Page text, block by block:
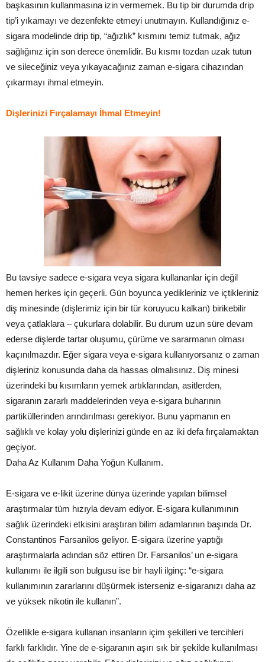
başkasının kullanmasına izin vermemek. Bu tip bir durumda drip
tip’i yıkamayı ve dezenfekte etmeyi unutmayın. Kullandığınız e-
sigara modelinde drip tip, “ağızlık” kısmını temiz tutmak, ağız
sağlığınız için son derece önemlidir. Bu kısmı tozdan uzak tutun
ve sileceğiniz veya yıkayacağınız zaman e-sigara cihazından
çıkarmayı ihmal etmeyin.
Dişlerinizi Fırçalamayı İhmal Etmeyin!
Bu tavsiye sadece e-sigara veya sigara kullananlar için değil
hemen herkes için geçerli. Gün boyunca yedikleriniz ve içtikleriniz
diş minesinde (dişlerimiz için bir tür koruyucu kalkan) birikebilir
veya çatlaklara – çukurlara dolabilir. Bu durum uzun süre devam
ederse dişlerde tartar oluşumu, çürüme ve sararmanın olması
kaçınılmazdır. Eğer sigara veya e-sigara kullanıyorsanız o zaman
dişleriniz konusunda daha da hassas olmalısınız. Diş minesi
üzerindeki bu kısımların yemek artıklarından, asitlerden,
sigaranın zararlı maddelerinden veya e-sigara buharının
partiküllerinden arındırılması gerekiyor. Bunu yapmanın en
sağlıklı ve kolay yolu dişlerinizi günde en az iki defa fırçalamaktan
geçiyor.
Daha Az Kullanım Daha Yoğun Kullanım.
E-sigara ve e-likit üzerine dünya üzerinde yapılan bilimsel
araştırmalar tüm hızıyla devam ediyor. E-sigara kullanımının
sağlık üzerindeki etkisini araştıran bilim adamlarının başında Dr.
Constantinos Farsanilos geliyor. E-sigara üzerine yaptığı
araştırmalarla adından söz ettiren Dr. Farsanilos’ un e-sigara
kullanımı ile ilgili son bulgusu ise bir hayli ilginç: “e-sigara
kullanımının zararlarını düşürmek isterseniz e-sigaranızı daha az
ve yüksek nikotin ile kullanın”.
Özellikle e-sigara kullanan insanların içim şekilleri ve tercihleri
farklı farklıdır. Yine de e-sigaranın aşırı sık bir şekilde kullanılması